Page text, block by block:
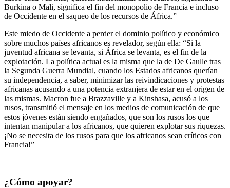
Burkina o Mali, significa el fin del monopolio de Francia e incluso
de Occidente en el saqueo de los recursos de África.”
Este miedo de Occidente a perder el dominio político y económico
sobre muchos países africanos es revelador, según ella: “Si la
juventud africana se levanta, si África se levanta, es el fin de la
explotación. La política actual es la misma que la de De Gaulle tras
la Segunda Guerra Mundial, cuando los Estados africanos querían
su independencia, a saber, minimizar las reivindicaciones y protestas
africanas acusando a una potencia extranjera de estar en el origen de
las mismas. Macron fue a Brazzaville y a Kinshasa, acusó a los
rusos, transmitió el mensaje en los medios de comunicación de que
estos jóvenes están siendo engañados, que son los rusos los que
intentan manipular a los africanos, que quieren explotar sus riquezas.
¡No se necesita de los rusos para que los africanos sean críticos con
Francia!”
¿Cómo apoyar?